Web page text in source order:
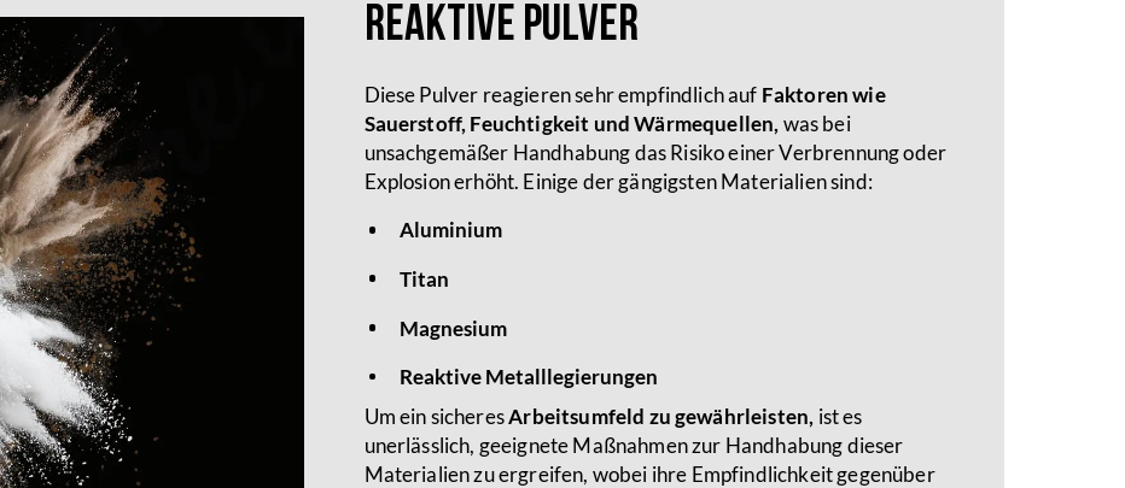
Reaktive Pulver
Diese Pulver reagieren sehr empfindlich auf Faktoren wie
Sauerstoff, Feuchtigkeit und Wärmequellen, was bei
unsachgemäßer Handhabung das Risiko einer Verbrennung oder
Explosion erhöht. Einige der gängigsten Materialien sind:
Aluminium
Titan
Magnesium
Reaktive Metalllegierungen
Um ein sicheresArbeitsumfeld zu gewährleisten, ist es
unerlässlich, geeignete Maßnahmen zur Handhabung dieser
Materialien zu ergreifen, wobei ihre Empfindlichkeit gegenüber